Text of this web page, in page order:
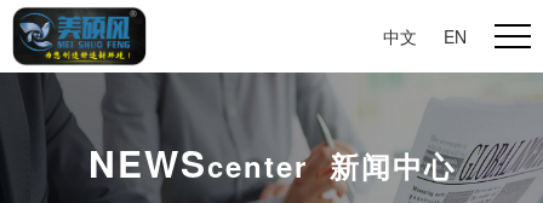
中文 EN
NEWScenter 新闻中心